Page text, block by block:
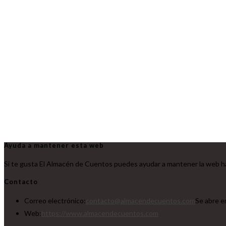
Ayuda a mantener esta web
Si te gusta El Almacén de Cuentos puedes ayudar a mantener la web
Contacto
Correo electrónico:
Se abre
Web: